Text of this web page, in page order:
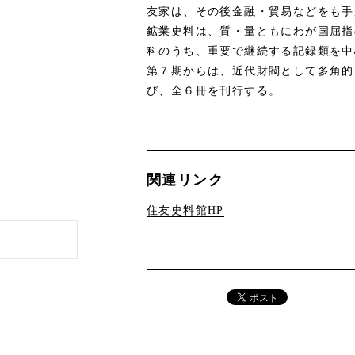
友家は、その後金融・貿易などをも
鉱業史料は、質・量ともにわが国屈
科のうち、重要で継続する記録類を
第７期からは、近代財閥として多角
び、全６冊を刊行する。
関連リンク
住友史料館HP